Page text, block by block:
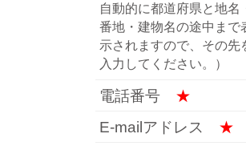
自動的に都道府県と地名
番地・建物名の途中まで
示されますので、その先
入力してください。）
電話番号 ★
E-mailアドレス ★